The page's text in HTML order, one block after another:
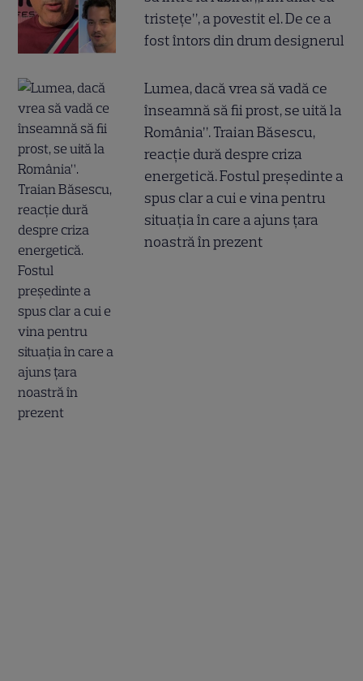
tristețe”, a povestit el. De ce a
fost întors din drum designerul
Lumea, dacă vrea să vadă ce
înseamnă să fii prost, se uită la
România”. Traian Băsescu,
reacție dură despre criza
energetică. Fostul președinte a
spus clar a cui e vina pentru
situația în care a ajuns țara
noastră în prezent